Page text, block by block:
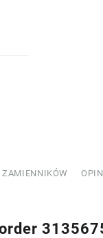
ZAMIENNIKÓW